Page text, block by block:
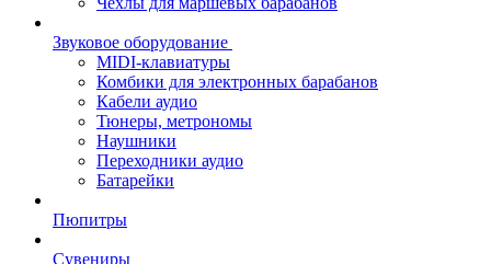
Звуковое оборудование
MIDI-клавиатуры
Комбики для электронных барабанов
Кабели аудио
Тюнеры, метрономы
Наушники
Переходники аудио
Батарейки
Пюпитры
Сувениры